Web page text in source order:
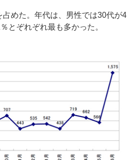
めた。年代は、男性では30代が4
とぞれぞれ最も多かった。